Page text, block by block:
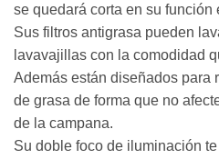
se quedará corta en su función
Sus filtros antigrasa pueden
lavavajillas con la comodidad
Además están diseñados para
de grasa de forma que no
de la campana.
Su doble foco de iluminación